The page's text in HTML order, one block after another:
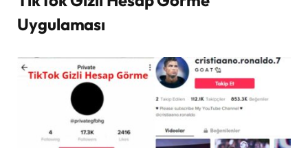
Uygulaması